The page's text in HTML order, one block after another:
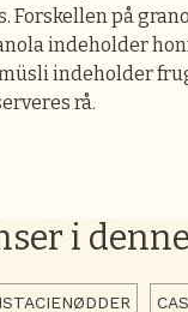
Forskellen på
indeholder
indeholder
rå.
i